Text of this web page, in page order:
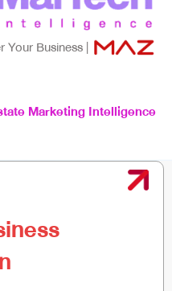
Your Business |
Marketing Intelligence